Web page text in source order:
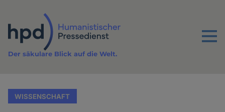
Inhalt
Menu
Der säkulare Blick auf die Welt.
WISSENSCHAFT